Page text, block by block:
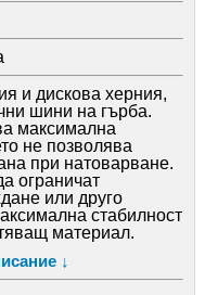
и дискова херния,
шини на гърба.
максимална
не позволява
при натоварване.
ограничат
или друго
стабилност
материал.
при болка в
лумбаго,
↓